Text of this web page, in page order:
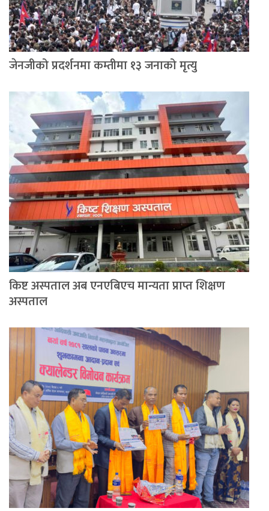
जेनजीको प्रदर्शनमा कम्तीमा १३ जनाको मृत्यु
किष्ट अस्पताल अब एनएबिएच मान्यता प्राप्त शिक्षण
अस्पताल